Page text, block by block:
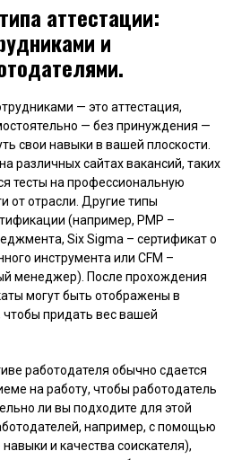
аттестации:
и
— это аттестация,
— без принуждения —
свои навыки в вашей плоскости.
различных сайтах вакансий, таких
тесты на профессиональную
от отрасли. Другие типы
(например, PMP –
Six Sigma – сертификат о
инструмента или CFM –
менеджер). После прохождения
могут быть отображены в
придать вес вашей
работодателя обычно сдается
на работу, чтобы работодатель
ли вы подходите для этой
например, с помощью
и качества соискателя),